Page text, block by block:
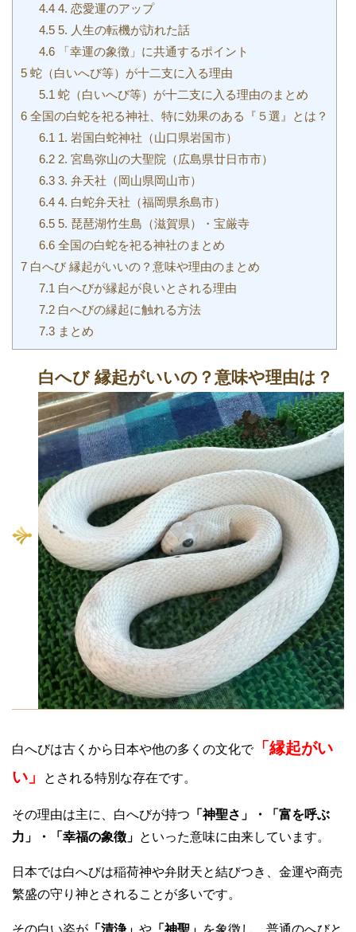
4.44. 恋愛運のアップ
4.55. 人生の転機が訪れた話
4.6「幸運の象徴」に共通するポイント
5 蛇（白いへび等）が十二支に入る理由
5.1 蛇（白いへび等）が十二支に入る理由のまとめ
6 全国の白蛇を祀る神社、特に効果のある『５選』とは？
6.1 1. 岩国白蛇神社（山口県岩国市）
6.22. 宮島弥山の大聖院（広島県廿日市市）
6.33. 弁天社（岡山県岡山市）
6.44. 白蛇弁天社（福岡県糸島市）
6.55. 琵琶湖竹生島（滋賀県）・宝厳寺
6.6全国の白蛇を祀る神社のまとめ
7 白へび 縁起がいいの？意味や理由のまとめ
7.1 白へびが縁起が良いとされる理由
7.2白へびの縁起に触れる方法
7.3まとめ
白へび 縁起がいいの？意味や理由は？
白へびは古くから日本や他の多くの文化で「縁起がい
い」
とされる特別な存在です。
その理由は主に、白へびが持つ 「神聖さ」・「富を呼ぶ
力」・「幸福の象徴」 といった意味に由来しています。
日本では白へびは稲荷神や弁財天と結びつき、金運や商売
繁盛の守り神とされることが多いです。